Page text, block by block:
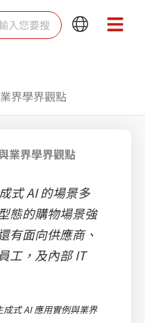
Main
Main
界學界觀點
業界學界觀點
式 AI 的場景多
態的購物場景強
有面向供應商、
工，及內部 IT
式 AI 應用實例與業界